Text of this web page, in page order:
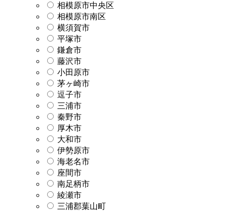
相模原市中央区
相模原市南区
横須賀市
平塚市
鎌倉市
藤沢市
小田原市
茅ヶ崎市
逗子市
三浦市
秦野市
厚木市
大和市
伊勢原市
海老名市
座間市
南足柄市
綾瀬市
三浦郡葉山町